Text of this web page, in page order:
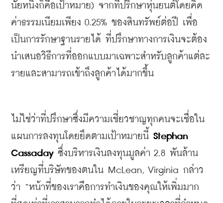
นัยหนึ่งก็คือเป้าหมาย) จากที่ปรึกษาหุ่นยนต์โดยคิด
ค่าธรรมเนียมเพียง 0.25% ของสินทรัพย์ต่อปี
เพื่อ
เป็นการรักษาฐานรายได้ ที่ปรึกษาทางการเงินจะต้อง
นำเสนอวิธีการที่ออกแบบมาเฉพาะสำหรับลูกค้าแต่ละ
รายและสามารถเข้าถึงลูกค้าได้มากขึ้น
ไม่ใช่ว่าที่ปรึกษาซึ่งมีความเชี่ยวชาญทุกคนจะเชื่อใน
แผนการลงทุนโดยยึดตามเป้าหมายนี้ Stephan
Cassaday ซึ่งบริหารเงินลงทุนมูลค่า 2.8 พันล้าน
เหรียญที่บริษัทของตนใน McLean, Virginia กล่าว
ว่า “หน้าที่ของเราคือการทำเงินของคุณให้เพิ่มมาก